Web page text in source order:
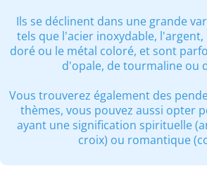
Ils se déclinent dans une grande
tels que l'acier inoxydable, l'argent,
doré ou le métal coloré, et sont
d'opale, de tourmaline ou
Vous trouverez également des
thèmes, vous pouvez aussi opter
ayant une signification spirituelle
croix) ou romantique